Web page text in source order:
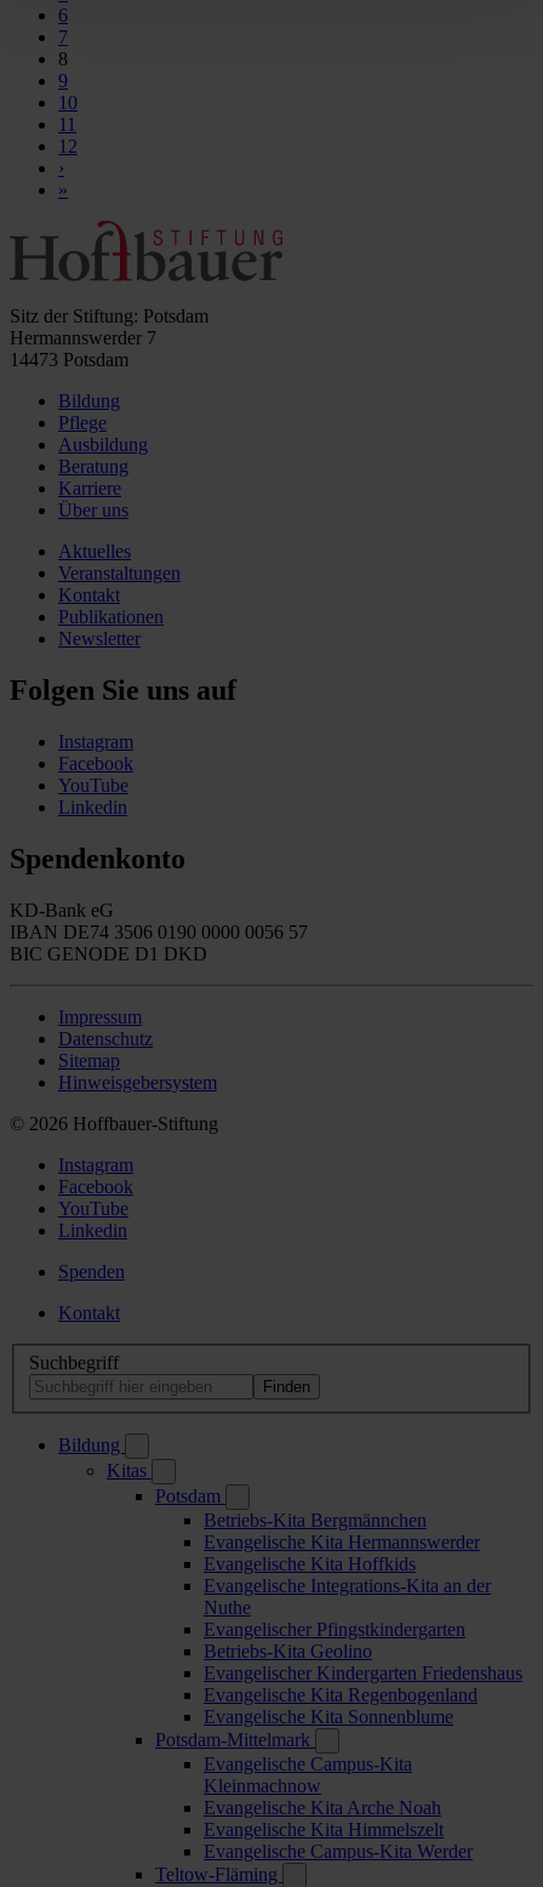
6
7
8
9
10
11
12
›
»
Sitz der Stiftung: Potsdam
Hermannswerder 7
14473 Potsdam
Bildung
Pflege
Ausbildung
Beratung
Karriere
Über uns
Aktuelles
Veranstaltungen
Kontakt
Publikationen
Newsletter
Folgen Sie uns auf
Instagram
Facebook
YouTube
Linkedin
Spendenkonto
KD-Bank eG
IBAN DE74 3506 0190 0000 0056 57
BIC GENODE D1 DKD
Impressum
Datenschutz
Sitemap
Hinweisgebersystem
© 2026 Hoffbauer-Stiftung
Instagram
Facebook
YouTube
Linkedin
Spenden
Kontakt
Suchbegriff
Bildung
Kitas
Potsdam
Betriebs-Kita Bergmännchen
Evangelische Kita Hermannswerder
Evangelische Kita Hoffkids
Evangelische Integrations-Kita an der
Nuthe
Evangelischer Pfingstkindergarten
Betriebs-Kita Geolino
Evangelischer Kindergarten Friedenshaus
Evangelische Kita Regenbogenland
Evangelische Kita Sonnenblume
Potsdam-Mittelmark
Evangelische Campus-Kita
Kleinmachnow
Evangelische Kita Arche Noah
Evangelische Kita Himmelszelt
Evangelische Campus-Kita Werder
Teltow-Fläming